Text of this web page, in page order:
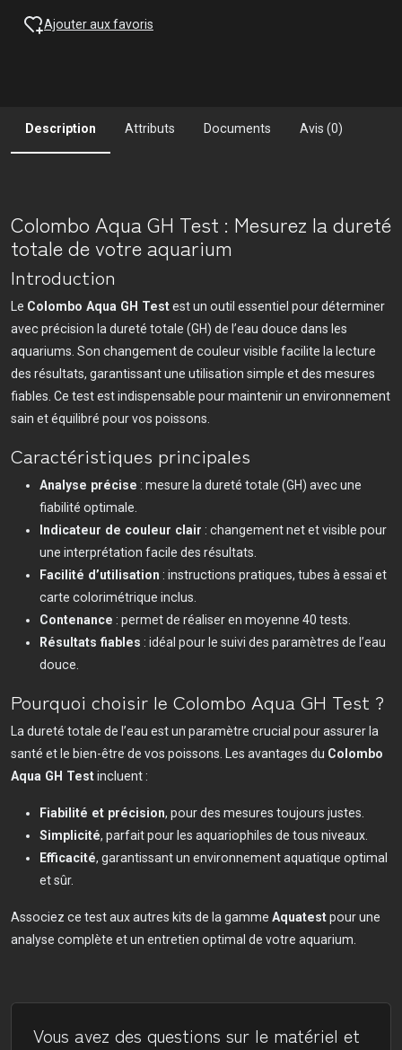
Ajouter aux favoris
Description Attributs Documents Avis (0)
Colombo Aqua GH Test : Mesurez la dureté
totale de votre aquarium
Introduction
Le Colombo Aqua GH Testest un outil essentiel pour déterminer
avec précision la dureté totale (GH) de l’eau douce dans les
aquariums. Son changement de couleur visible facilite la lecture
des résultats, garantissant une utilisation simple et des mesures
fiables. Ce test est indispensable pour maintenir un environnement
sain et équilibré pour vos poissons.
Caractéristiques principales
Analyse précise : mesure la dureté totale (GH) avec une
fiabilité optimale.
Indicateur de couleur clair : changement net et visible pour
une interprétation facile des résultats.
Facilité d’utilisation : instructions pratiques, tubes à essai et
carte colorimétrique inclus.
Contenance : permet de réaliser en moyenne 40 tests.
Résultats fiables : idéal pour le suivi des paramètres de l’eau
douce.
Pourquoi choisir le Colombo Aqua GH Test ?
La dureté totale de l’eau est un paramètre crucial pour assurer la
santé et le bien-être de vos poissons. Les avantages du Colombo
Aqua GH Testincluent :
Fiabilité et précision, pour des mesures toujours justes.
Simplicité, parfait pour les aquariophiles de tous niveaux.
Efficacité, garantissant un environnement aquatique optimal
et sûr.
Associez ce test aux autres kits de la gamme Aquatestpour une
analyse complète et un entretien optimal de votre aquarium.
Vous avez des questions sur le matériel et